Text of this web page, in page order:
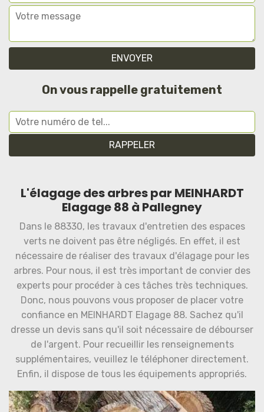
On vous rappelle gratuitement
L'élagage des arbres par MEINHARDT
Elagage 88 à Pallegney
Dans le 88330, les travaux d'entretien des espaces
verts ne doivent pas être négligés. En effet, il est
nécessaire de réaliser des travaux d'élagage pour les
arbres. Pour nous, il est très important de convier des
experts pour procéder à ces tâches très techniques.
Donc, nous pouvons vous proposer de placer votre
confiance en MEINHARDT Elagage 88. Sachez qu'il
dresse un devis sans qu'il soit nécessaire de débourser
de l'argent. Pour recueillir les renseignements
supplémentaires, veuillez le téléphoner directement.
Enfin, il dispose de tous les équipements appropriés.